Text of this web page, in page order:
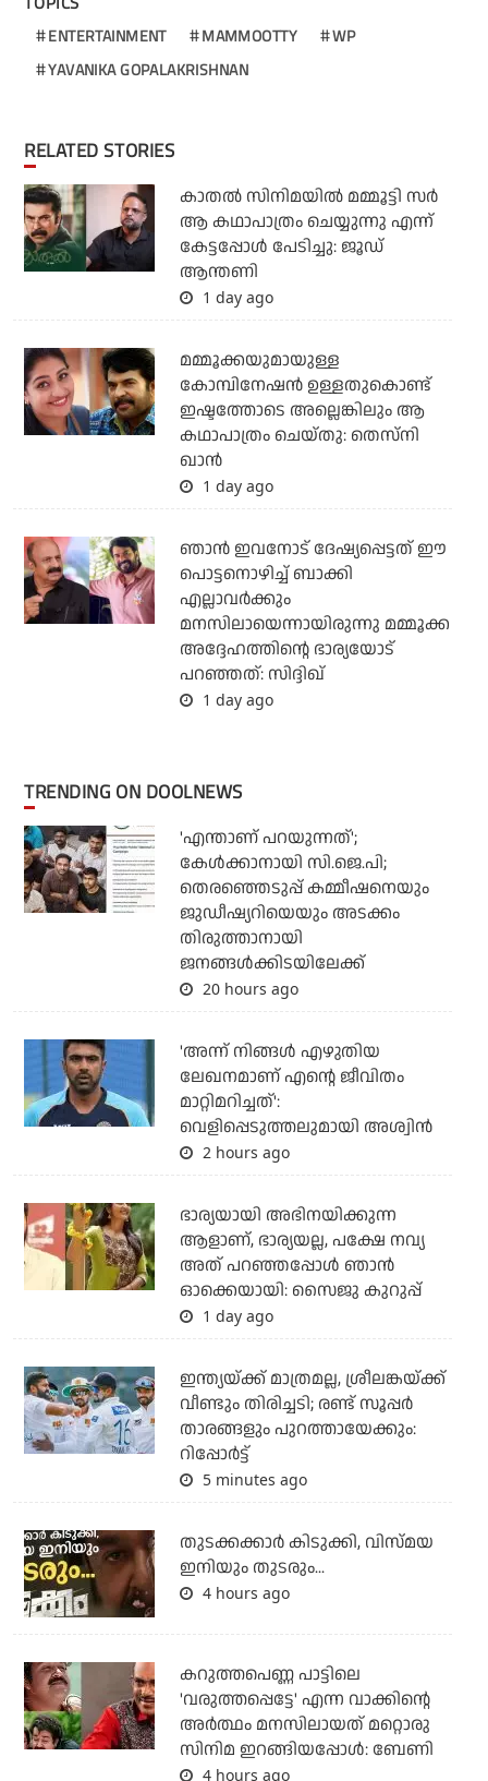
ENTERTAINMENT MAMMOOTTY
WP
YAVANIKA GOPALAKRISHNAN
RELATED STORIES
കാതൽ സിനിമയിൽ മമ്മൂട്ടി സർ
ആ കഥാപാത്രം ചെയ്യുന്നു എന്ന്
കേട്ടപ്പോൾ പേടിച്ചു: ജൂഡ്
ആന്തണി
1 day ago
മമ്മൂക്കയുമായുള്ള
കോമ്പിനേഷൻ ഉള്ളതുകൊണ്ട്
ഇഷ്ടത്തോടെ അല്ലെങ്കിലും ആ
കഥാപാത്രം ചെയ്തു: തെസ്നി
ഖാൻ
1 day ago
ഞാന്‍ ഇവനോട് ദേഷ്യപ്പെട്ടത് ഈ
പൊട്ടനൊഴിച്ച് ബാക്കി
എല്ലാവര്‍ക്കും
മനസിലായെന്നായിരുന്നു മമ്മൂക്ക
അദ്ദേഹത്തിന്റെ ഭാര്യയോട്
പറഞ്ഞത്: സിദ്ദിഖ്
1 day ago
TRENDING ON DOOLNEWS
'എന്താണ് പറയുന്നത്';
കേള്‍ക്കാനായി സി.ജെ.പി;
തെരഞ്ഞെടുപ്പ് കമ്മീഷനെയും
ജുഡീഷ്യറിയെയും അടക്കം
തിരുത്താനായി
ജനങ്ങള്‍ക്കിടയിലേക്ക്
20 hours ago
'അന്ന് നിങ്ങള്‍ എഴുതിയ
ലേഖനമാണ് എന്റെ ജീവിതം
മാറ്റിമറിച്ചത്':
വെളിപ്പെടുത്തലുമായി അശ്വിന്‍
2 hours ago
ഭാര്യയായി അഭിനയിക്കുന്ന
ആളാണ്, ഭാര്യയല്ല, പക്ഷേ നവ്യ
അത് പറഞ്ഞപ്പോള്‍ ഞാന്‍
ഓക്കെയായി: സൈജു കുറുപ്പ്
1 day ago
ഇന്ത്യയ്ക്ക് മാത്രമല്ല, ശ്രീലങ്കയ്ക്ക്
വീണ്ടും തിരിച്ചടി; രണ്ട് സൂപ്പര്‍
താരങ്ങളും പുറത്തായേക്കും:
റിപ്പോര്‍ട്ട്
5 minutes ago
തുടക്കക്കാര്‍ കിടുക്കി, വിസ്മയ
ഇനിയും തുടരും...
4 hours ago
കറുത്തപെണ്ണ പാട്ടിലെ
'വരുത്തപ്പെട്ടേ' എന്ന വാക്കിന്റെ
അർത്ഥം മനസിലായത് മറ്റൊരു
സിനിമ ഇറങ്ങിയപ്പോൾ: ബേണി
4 hours ago